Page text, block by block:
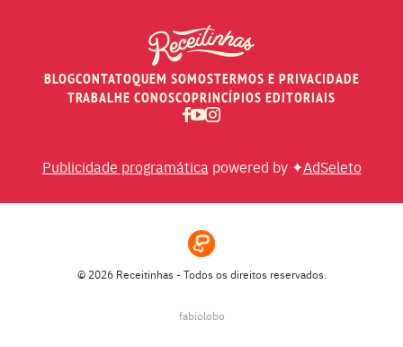
RECEITAS DE AIR FRYER
RECEITAS DE ANO NOVO (RÉVEILLON)
RECEITAS DE NATAL
BLOGCONTATOQUEM SOMOSTERMOS E PRIVACIDADE
TRABALHE CONOSCOPRINCÍPIOS EDITORIAIS
Publicidade programática powered by ✦AdSeleto
© 2026 Receitinhas - Todos os direitos reservados.
fabiolobo